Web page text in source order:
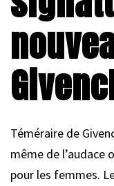
Téméraire de
même de
pour les femmes.